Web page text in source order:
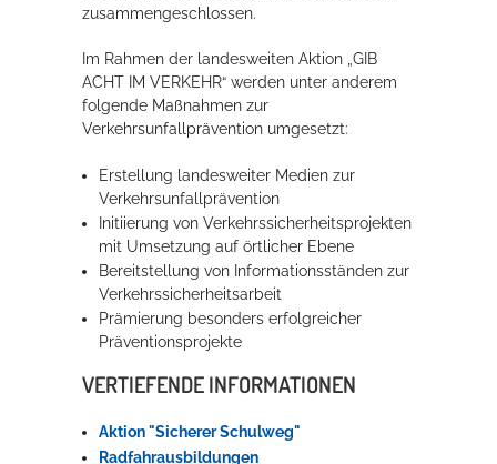
zusammengeschlossen.
Im Rahmen der landesweiten Aktion „GIB
ACHT IM VERKEHR“ werden unter anderem
folgende Maßnahmen zur
Verkehrsunfallprävention umgesetzt:
Erstellung landesweiter Medien zur
Verkehrsunfallprävention
Initiierung von Verkehrssicherheitsprojekten
mit Umsetzung auf örtlicher Ebene
Bereitstellung von Informationsständen zur
Verkehrssicherheitsarbeit
Prämierung besonders erfolgreicher
Präventionsprojekte
VERTIEFENDE INFORMATIONEN
Aktion "Sicherer Schulweg"
Radfahrausbildungen